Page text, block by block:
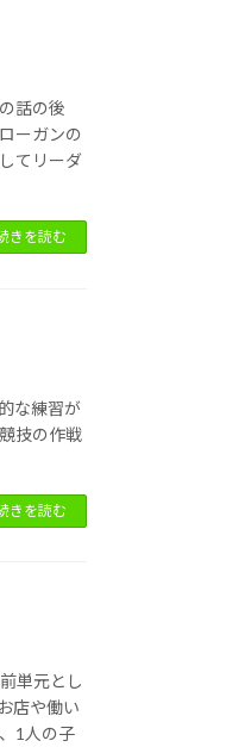
話の後
ーガンの
てリーダ
きを読む
な練習が
技の作戦
きを読む
単元とし
店や働い
1人の子